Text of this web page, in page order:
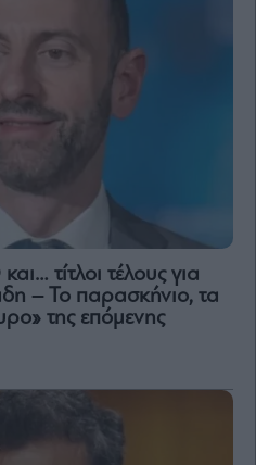
τίτλοι τέλους για
– Το παρασκήνιο, τα
της επόμενης